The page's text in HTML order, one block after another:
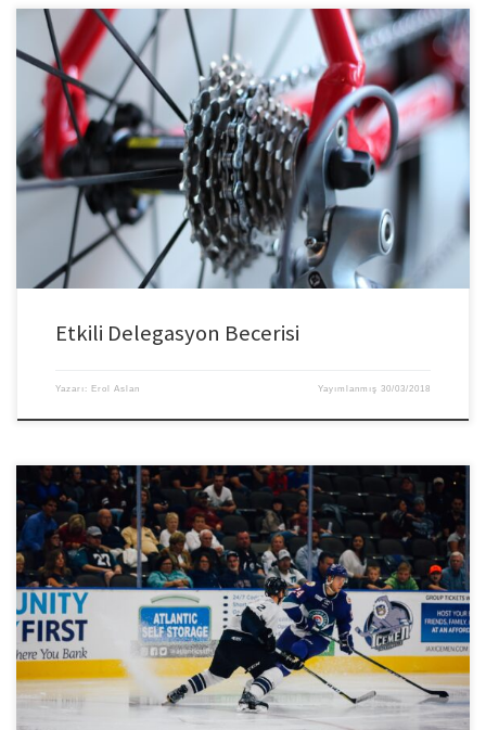
Yönetimin geleneksel tanımı insanlarla yapılan işlerin yapılmasını
sağlamaktır, ancak gerçek yönetim, insanları iş yoluyla geliştirmektedir.
Bunun en güçlü yolu ise delegasyondur. Sorumluluğun devredilmesi bir
sanattır. Başarılı yöneticiler, delege edilecek görevin; tam olarak kime delege
edeceğini ve nasıl temsil edilmesi gerektiğini yani “Görevin standartlarını,
hangi konularda yetkilendireceğini, nasıl yapılacağını, muhtemel […]
Etkili Delegasyon Becerisi
Yazarı: Erol Aslan Yayımlanmış30/03/2018
Bir ekibe liderlik etmek yorucu olduğu kadar ilham verici ve ödüllendirici
olabilir. Yoğun çalışma ortamlarında dahi ekip liderlerini, kontrol etmenin
yanında ekip üyeleri ile iletişim kurmaya ve personelin iş yerinde mutlu, istekli
ve yaratıcı olarak ilerlemelerini sağlamak için biraz zaman ayırmalarını
sağlamalıyız. Bunu da basit ve oldukça etkili olan takım […]